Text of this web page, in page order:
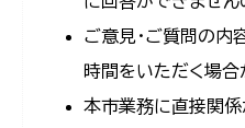
ご意見・ご質問の内
時間をいただく場合
本市業務に直接関